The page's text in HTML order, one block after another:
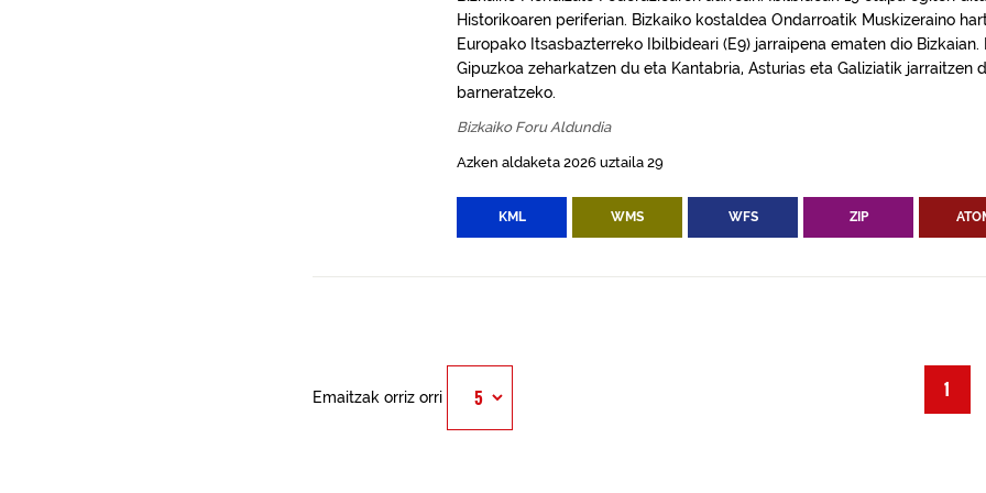
Historikoaren periferian. Bizkaiko kostaldea Ondarroatik Muskizeraino
Europako Itsasbazterreko Ibilbideari (E9) jarraipena ematen dio Bizkaian.
Gipuzkoa zeharkatzen du eta Kantabria, Asturias eta Galiziatik jarraitzen
barneratzeko.
Bizkaiko Foru Aldundia
Azken aldaketa 2026 uztaila 29
KML WMS WFS ZIP
1
Emaitzak orriz orri